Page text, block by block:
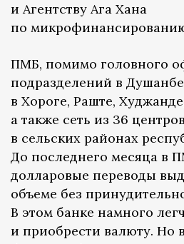
и Агентству Ага Хана
по
ПМБ, помимо головного
подразделений в
в Хороге, Раште,
а также сеть из 36
в сельских районах
До последнего месяца в
долларовые переводы
объеме без
В этом банке намного
и приобрести валюту. Но